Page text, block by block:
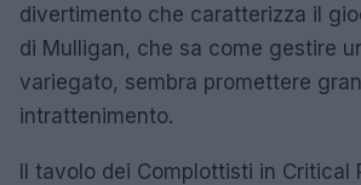
divertimento che caratterizza il
di Mulligan, che sa come gestire
variegato, sembra promettere
intrattenimento.
Il tavolo dei Complottisti in Critical